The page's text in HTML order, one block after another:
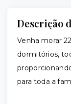
Descrição
Venha morar
dormitórios,
para toda a